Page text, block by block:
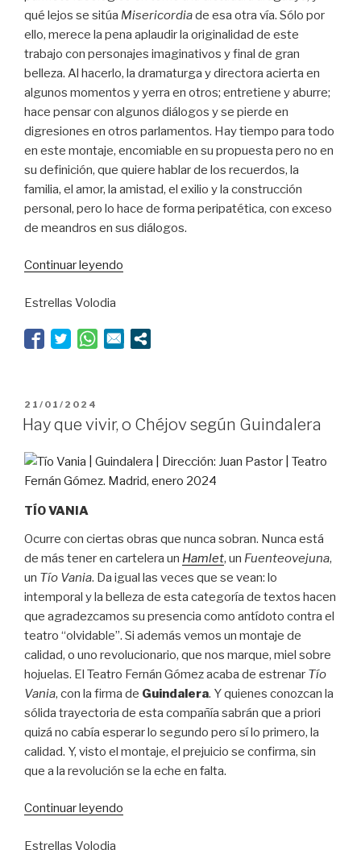
qué lejos se sitúa Misericordiade esa otra vía. Sólo por
ello, merece la pena aplaudir la originalidad de este
trabajo con personajes imaginativos y final de gran
belleza. Al hacerlo, la dramaturga y directora acierta en
algunos momentos y yerra en otros; entretiene y aburre;
hace pensar con algunos diálogos y se pierde en
digresiones en otros parlamentos. Hay tiempo para todo
en este montaje, encomiable en su propuesta pero no en
su definición, que quiere hablar de los recuerdos, la
familia, el amor, la amistad, el exilio y la construcción
personal, pero lo hace de forma peripatética, con exceso
de meandros en sus diálogos.
Continuar leyendo
vitamina
Estrellas Volodia
PUBLICADO
EL
21/01/2024
Hay que vivir, o Chéjov según Guindalera
TÍO VANIA
Ocurre con ciertas obras que nunca sobran. Nunca está
de más tener en cartelera un Hamlet, un Fuenteovejuna,
un Tío Vania. Da igual las veces que se vean: lo
intemporal y la belleza de esta categoría de textos hacen
que agradezcamos su presencia como antídoto contra el
teatro “olvidable”. Si además vemos un montaje de
calidad, o uno revolucionario, que nos marque, miel sobre
hojuelas. El Teatro Fernán Gómez acaba de estrenar Tío
Vania, con la firma de Guindalera. Y quienes conozcan la
sólida trayectoria de esta compañía sabrán que a priori
quizá no cabía esperar lo segundo pero sí lo primero, la
calidad. Y, visto el montaje, el prejuicio se confirma, sin
que a la revolución se la eche en falta.
Continuar leyendo
Estrellas Volodia